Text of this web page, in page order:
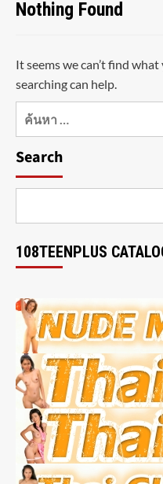
Nothing Found
It seems we can’t find
searching can help.
ค้นหา
Search
108TEENPLUS